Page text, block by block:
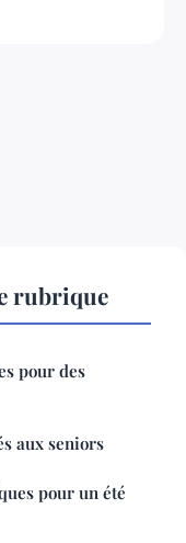
rubrique
pour des
aux seniors
pour un été